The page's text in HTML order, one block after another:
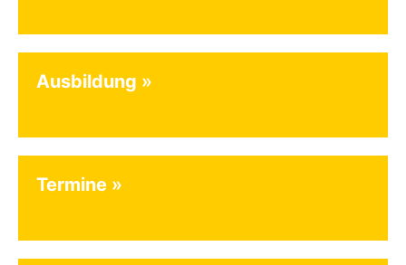
Ausbildung
Termine